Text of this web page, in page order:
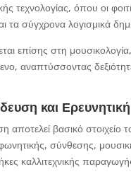
τεχνολογίας, όπου οι
τα σύγχρονα λογισμικά
επίσης στη
αναπτύσσοντας
και
αποτελεί βασικό
σύνθεσης,
καλλιτεχνικής